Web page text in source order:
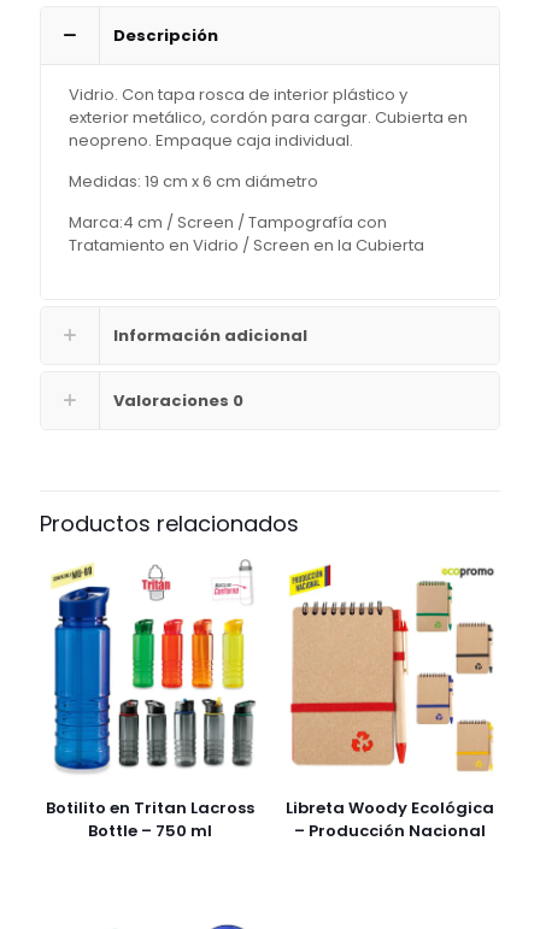
Descripción
Vidrio. Con tapa rosca de interior plástico y
exterior metálico, cordón para cargar. Cubierta en
neopreno. Empaque caja individual.
Medidas: 19 cm x 6 cm diámetro
Marca:4 cm / Screen / Tampografía con
Tratamiento en Vidrio / Screen en la Cubierta
Información adicional
Valoraciones 0
Productos relacionados
Botilito en Tritan Lacross
Bottle – 750 ml
Libreta Woody Ecológica
– Producción Nacional